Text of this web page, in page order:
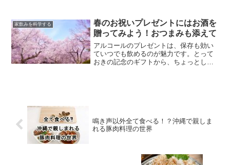
家飲みを科学する
春のお祝いプレゼントにはお酒を
贈ってみよう！おつまみも添えて
アルコールのプレゼントは、保存も効い
ていつでも飲めるのが魅力です。とって
おきの記念のギフトから、ちょっとした
鳴き声以外全て食べる！？沖縄で親しま
れる豚肉料理の世界